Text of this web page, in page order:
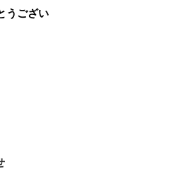
うござい